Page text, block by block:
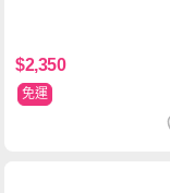
$2,350
免運